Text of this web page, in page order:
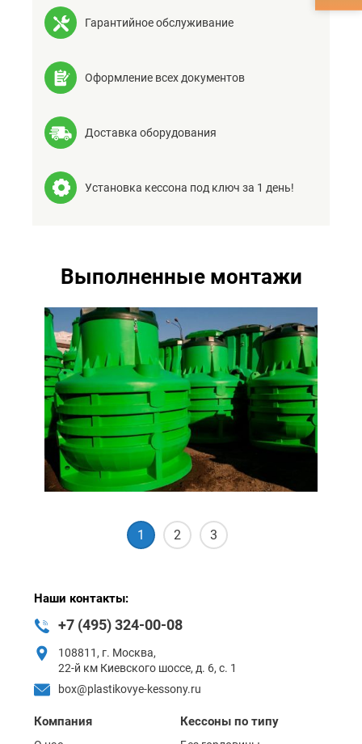
Гарантийное обслуживание
Оформление всех документов
Доставка оборудования
Установка кессона под ключ за 1 день!
Выполненные монтажи
1 2 3
Наши контакты:
+7 (495) 324-00-08
108811, г. Москва,
22-й км Киевского шоссе, д. 6, с. 1
box@plastikovye-kessony.ru
Компания Кессоны по типу